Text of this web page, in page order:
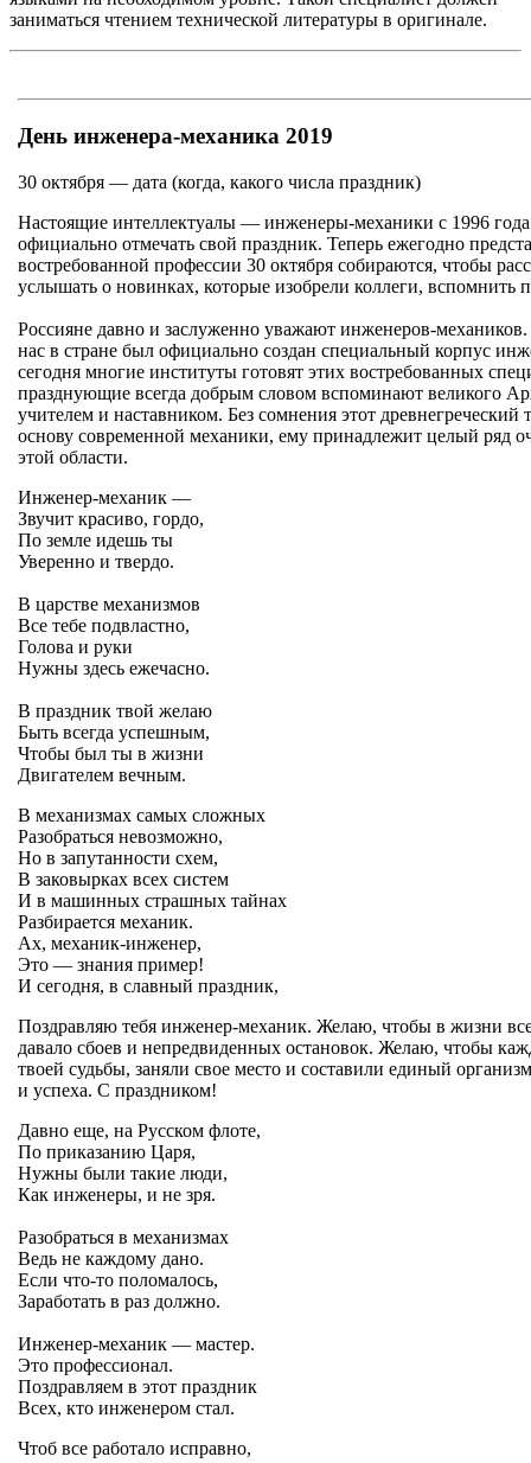
заниматься чтением технической литературы в оригинале.
День инженера-механика 2019
30 октября — дата (когда, какого числа праздник)
Настоящие интеллектуалы — инженеры-механики с 1996
официально отмечать свой праздник. Теперь ежегодно
востребованной профессии 30 октября собираются, чтобы
услышать о новинках, которые изобрели коллеги, вспомнить
Россияне давно и заслуженно уважают инженеров-
нас в стране был официально создан специальный корпус
сегодня многие институты готовят этих востребованных
празднующие всегда добрым словом вспоминают великого
учителем и наставником. Без сомнения этот древнегреческий
основу современной механики, ему принадлежит целый ряд
этой области.
Инженер-механик —
Звучит красиво, гордо,
По земле идешь ты
Уверенно и твердо.
В царстве механизмов
Все тебе подвластно,
Голова и руки
Нужны здесь ежечасно.
В праздник твой желаю
Быть всегда успешным,
Чтобы был ты в жизни
Двигателем вечным.
В механизмах самых сложных
Разобраться невозможно,
Но в запутанности схем,
В заковырках всех систем
И в машинных страшных тайнах
Разбирается механик.
Ах, механик-инженер,
Это — знания пример!
И сегодня, в славный праздник,
Поздравляю тебя инженер-механик. Желаю, чтобы в жизни все
давало сбоев и непредвиденных остановок. Желаю, чтобы
твоей судьбы, заняли свое место и составили единый
и успеха. С праздником!
Давно еще, на Русском флоте,
По приказанию Царя,
Нужны были такие люди,
Как инженеры, и не зря.
Разобраться в механизмах
Ведь не каждому дано.
Если что-то поломалось,
Заработать в раз должно.
Инженер-механик — мастер.
Это профессионал.
Поздравляем в этот праздник
Всех, кто инженером стал.
Чтоб все работало исправно,